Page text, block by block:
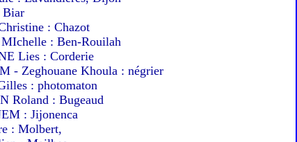
: Chazot
: Ben-Rouilah
Lies : Corderie
- Zeghouane Khoula : négrier
: photomaton
Roland : Bugeaud
: Jijonenca
: Molbert,